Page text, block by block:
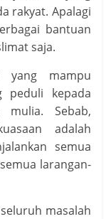
rakyat. Apalagi
bantuan
saja.
yang mampu
peduli kepada
Sebab,
adalah
semua
larangan-
masalah